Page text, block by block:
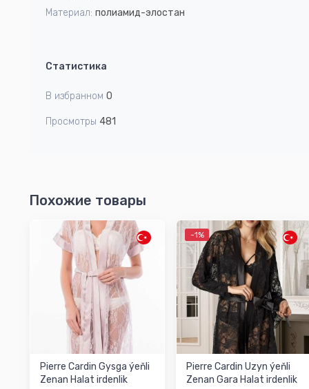
Материал: полиамид-элостан
Статистика
В избранном 0
Просмотры 481
Похожие товары
Pierre Cardin Gysga ýeňli
Zenan Halat irdenlik
-1%
Pierre Cardin Uzyn ýeňli
Zenan Gara Halat irdenlik